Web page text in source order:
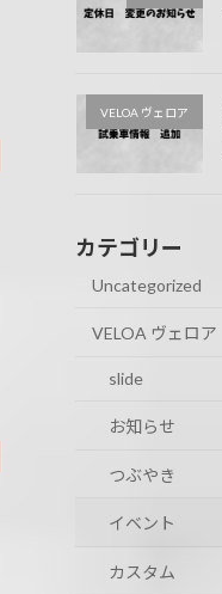
VELOA ヴェロア
カテゴリー
Uncategorized
VELOA ヴェロア
slide
お知らせ
つぶやき
イベント
カスタム